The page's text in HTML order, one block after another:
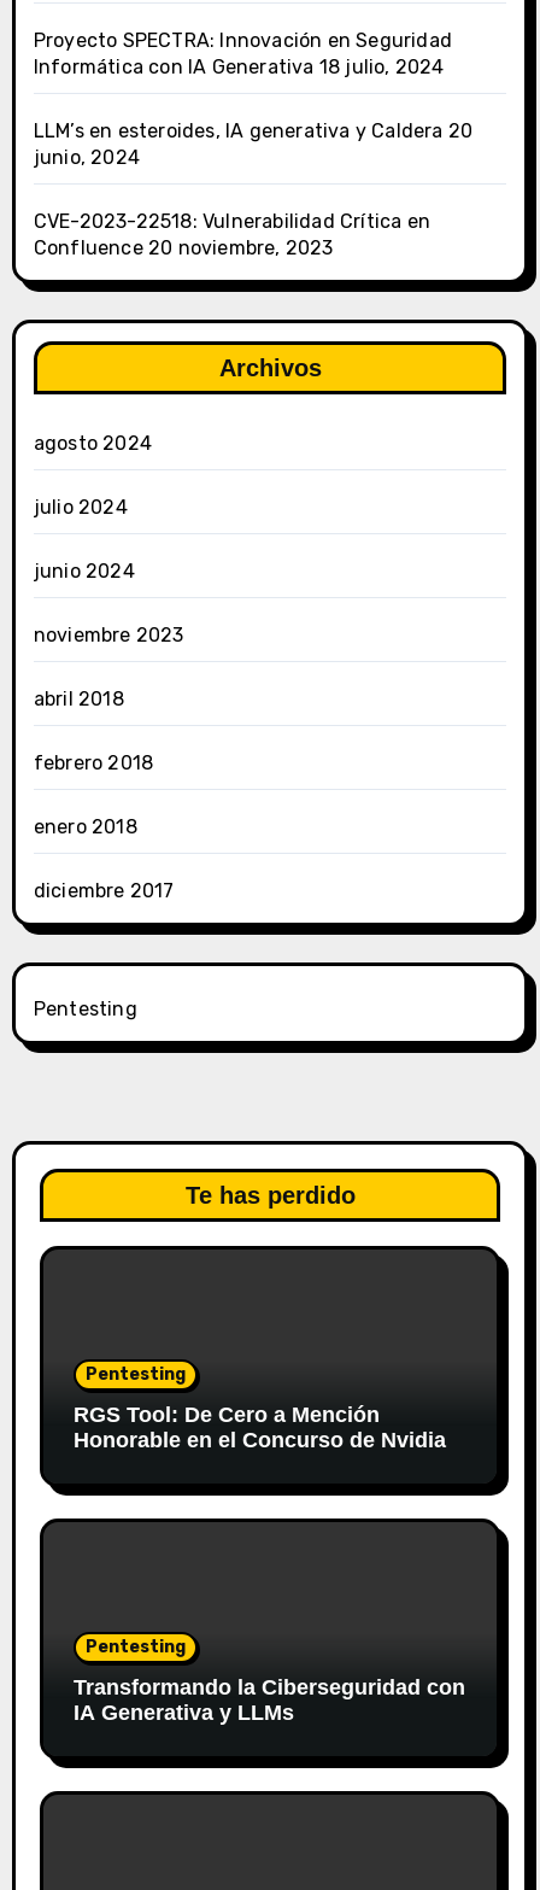
Proyecto SPECTRA: Innovación en Seguridad
Informática con IA Generativa 18 julio, 2024
LLM’s en esteroides, IA generativa y Caldera 20
junio, 2024
CVE-2023-22518: Vulnerabilidad Crítica en
Confluence 20 noviembre, 2023
Archivos
agosto 2024
julio 2024
junio 2024
noviembre 2023
abril 2018
febrero 2018
enero 2018
diciembre 2017
Pentesting
Te has perdido
Pentesting
RGS Tool: De Cero a Mención
Honorable en el Concurso de Nvidia
Pentesting
Transformando la Ciberseguridad con
IA Generativa y LLMs